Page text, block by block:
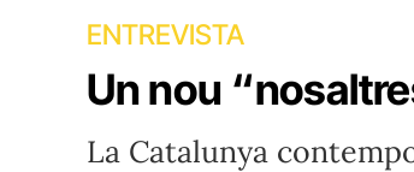
ENTREVISTA
Un nou
La Catalunya